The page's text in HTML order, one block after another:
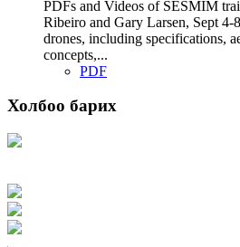
PDFs and Videos of SESMIM
Ribeiro and Gary Larsen, Sept
drones, including specifications,
concepts,...
PDF
Холбоо барих